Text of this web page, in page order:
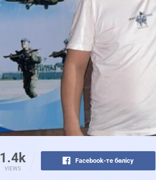
1.4k
VIEWS
Facebook-те бөлісу